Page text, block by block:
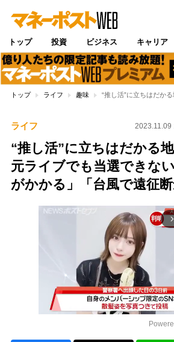
トップ 投資 ビジネス キャリア
トップ ライフ 趣味 “推し活”に立ちはだか
ライフ 2023.11.09
“推し活”に立ちはだかる
元ライブでも当選できな
がかかる」「台風で遠征断
arrow_forward_ios